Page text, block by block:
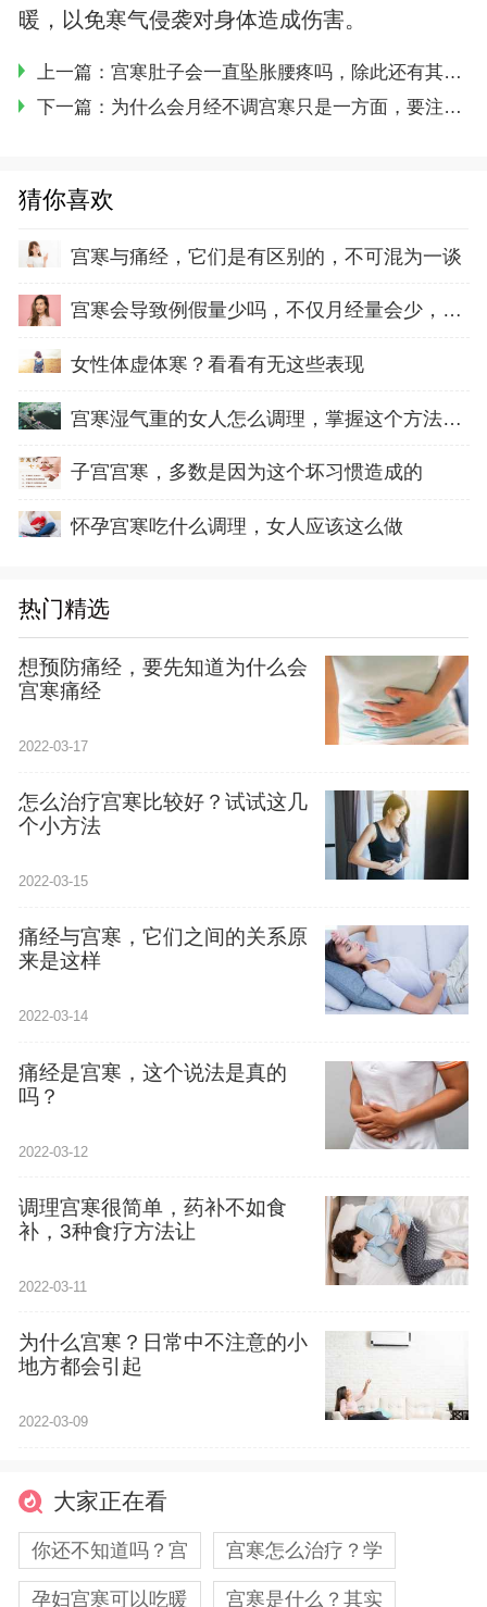
暖，以免寒气侵袭对身体造成伤害。
上一篇： 宫寒肚子会一直坠胀腰疼吗，除此还有其它不适
下一篇： 为什么会月经不调宫寒只是一方面，要注意多方面调理
猜你喜欢
宫寒与痛经，它们是有区别的，不可混为一谈
宫寒会导致例假量少吗，不仅月经量会少，还会
女性体虚体寒？看看有无这些表现
宫寒湿气重的女人怎么调理，掌握这个方法就容
子宫宫寒，多数是因为这个坏习惯造成的
怀孕宫寒吃什么调理，女人应该这么做
热门精选
想预防痛经，要先知道为什么会
宫寒痛经
2022-03-17
怎么治疗宫寒比较好？试试这几
个小方法
2022-03-15
痛经与宫寒，它们之间的关系原
来是这样
2022-03-14
痛经是宫寒，这个说法是真的
吗？
2022-03-12
调理宫寒很简单，药补不如食
补，3种食疗方法让
2022-03-11
为什么宫寒？日常中不注意的小
地方都会引起
2022-03-09
大家正在看
你还不知道吗？宫 宫寒怎么治疗？学
孕妇宫寒可以吃暖 宫寒是什么？其实